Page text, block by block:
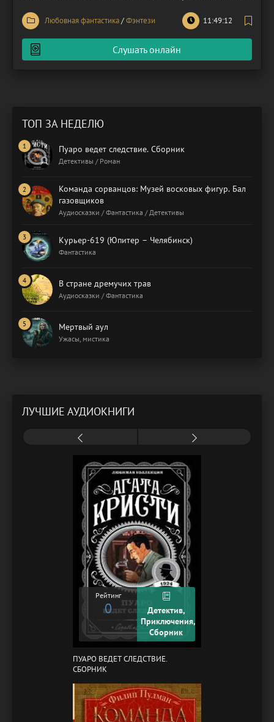
значит, кто-то должен взять над ней опекунство. К
сожалению, родственники не очень-то любят Эльмиру и
планирует поскорее выдать её замуж, чтобы не
Любовная фантастика/Фэнтези 11:49:12
Слушать онлайн
ТОП ЗА НЕДЕЛЮ
Пуаро ведет следствие. Сборник
Детективы / Роман
Команда сорванцов: Музей восковых фигур. Бал
газовщиков
Аудиосказки / Фантастика / Детективы
Курьер-619 (Юпитер – Челябинск)
Фантастика
В стране дремучих трав
Аудиосказки / Фантастика
Мертвый аул
Ужасы, мистика
ЛУЧШИЕ АУДИОКНИГИ
Рейтинг
0
Детектив,
Приключения,
Сборник
ПУАРО ВЕДЕТ СЛЕДСТВИЕ.
СБОРНИК